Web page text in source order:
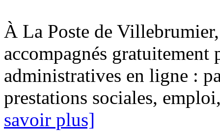
À La Poste de
accompagnés gratuitement
administratives en ligne :
prestations sociales,
savoir plus]